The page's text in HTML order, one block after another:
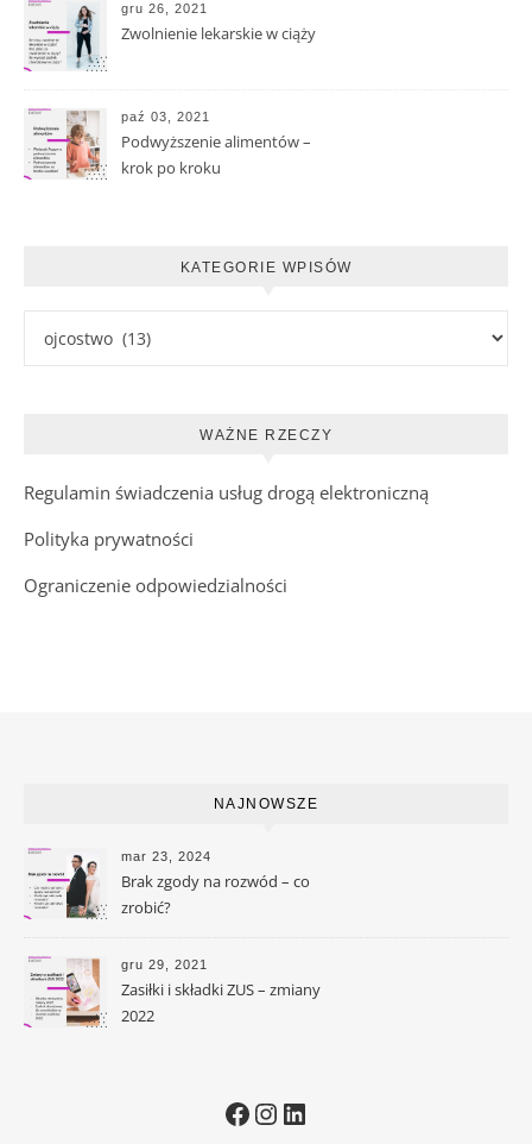
gru 26, 2021
Zwolnienie lekarskie w ciąży
paź 03, 2021
Podwyższenie alimentów –
krok po kroku
KATEGORIE WPISÓW
WAŻNE RZECZY
Regulamin świadczenia usług drogą elektroniczną
Polityka prywatności
Ograniczenie odpowiedzialności
NAJNOWSZE
mar 23, 2024
Brak zgody na rozwód – co
zrobić?
gru 29, 2021
Zasiłki i składki ZUS – zmiany
2022
Facebook
Instagram
LinkedIn